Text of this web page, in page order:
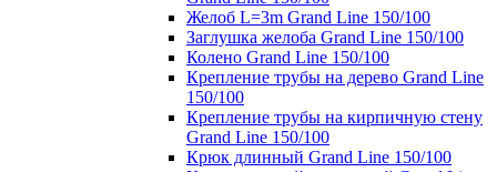
Желоб L=3m Grand Line 150/100
Заглушка желоба Grand Line 150/100
Колено Grand Line 150/100
Крепление трубы на дерево Grand Line
150/100
Крепление трубы на кирпичную стену
Grand Line 150/100
Крюк длинный Grand Line 150/100